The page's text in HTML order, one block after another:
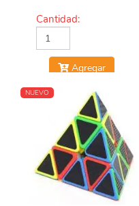
Cantidad:
Agregar
NUEVO